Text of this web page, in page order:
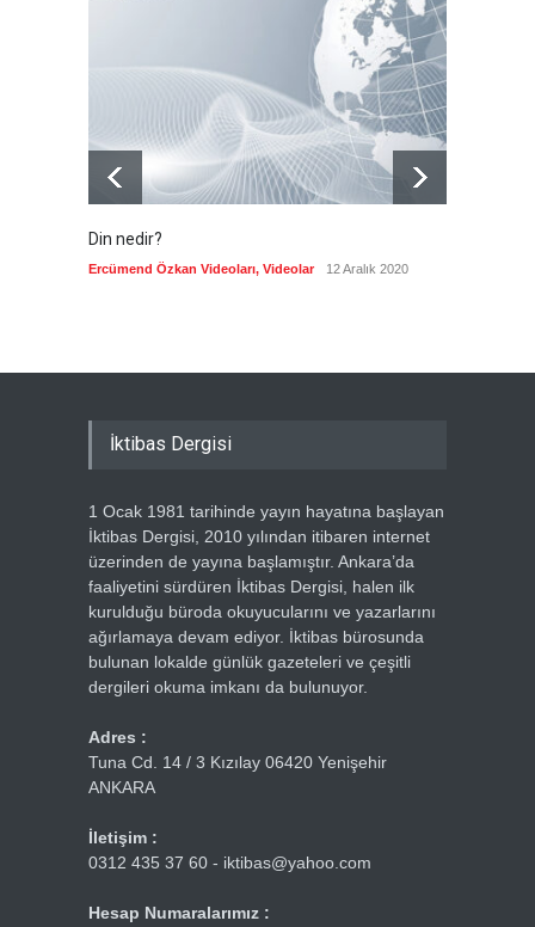
Kolombiya, solcu Petro'nun
yerine aşırı sağcı Espriella'yı
Güncel 8 Ağustos 2026
Din nedir?
Ercümend Özkan Videoları, Videolar 12 Aralık 2020
İktibas Dergisi
1 Ocak 1981 tarihinde yayın hayatına başlayan
İktibas Dergisi, 2010 yılından itibaren internet
üzerinden de yayına başlamıştır. Ankara’da
faaliyetini sürdüren İktibas Dergisi, halen ilk
kurulduğu büroda okuyucularını ve yazarlarını
ağırlamaya devam ediyor. İktibas bürosunda
bulunan lokalde günlük gazeteleri ve çeşitli
dergileri okuma imkanı da bulunuyor.
Adres :
Tuna Cd. 14 / 3 Kızılay 06420 Yenişehir
ANKARA
İletişim :
0312 435 37 60 - iktibas@yahoo.com
Hesap Numaralarımız :